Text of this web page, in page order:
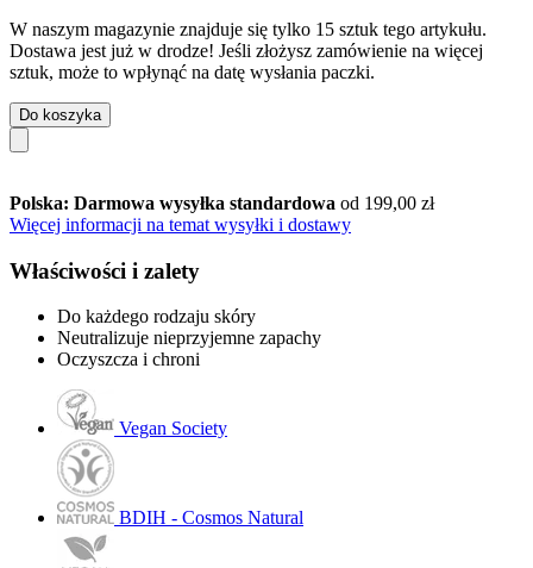
W naszym magazynie znajduje się tylko 15 sztuk tego artykułu.
Dostawa jest już w drodze! Jeśli złożysz zamówienie na więcej
sztuk, może to wpłynąć na datę wysłania paczki.
Do koszyka
Polska: Darmowa wysyłka standardowa od 199,00 zł
Więcej informacji na temat wysyłki i dostawy
Właściwości i zalety
Do każdego rodzaju skóry
Neutralizuje nieprzyjemne zapachy
Oczyszcza i chroni
Vegan Society
BDIH - Cosmos Natural